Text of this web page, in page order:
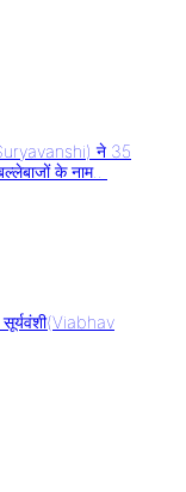
ने 35
के नाम..